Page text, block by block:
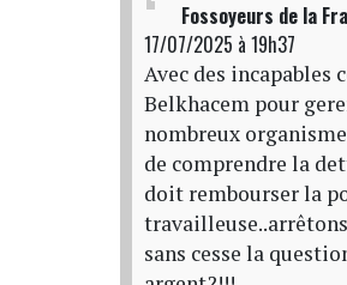
Fossoyeurs de la
17/07/2025 à 19h37
Avec des incapables
Belkhacem pour
nombreux
de comprendre la
doit rembourser la
sans cesse la